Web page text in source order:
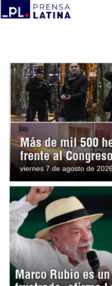
Más de mil 500
frente al
viernes 7 de agosto de
Marco Rubio es